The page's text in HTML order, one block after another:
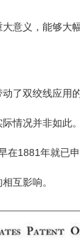
意义，能够大
了双绞线应用
情况并非如此
在1881年就已
互影响。